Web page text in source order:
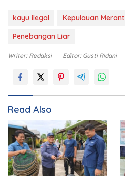
kayu ilegal Kepulauan Merant
Penebangan Liar
Writer: Redaksi Editor: Gusti Ridani
Read Also